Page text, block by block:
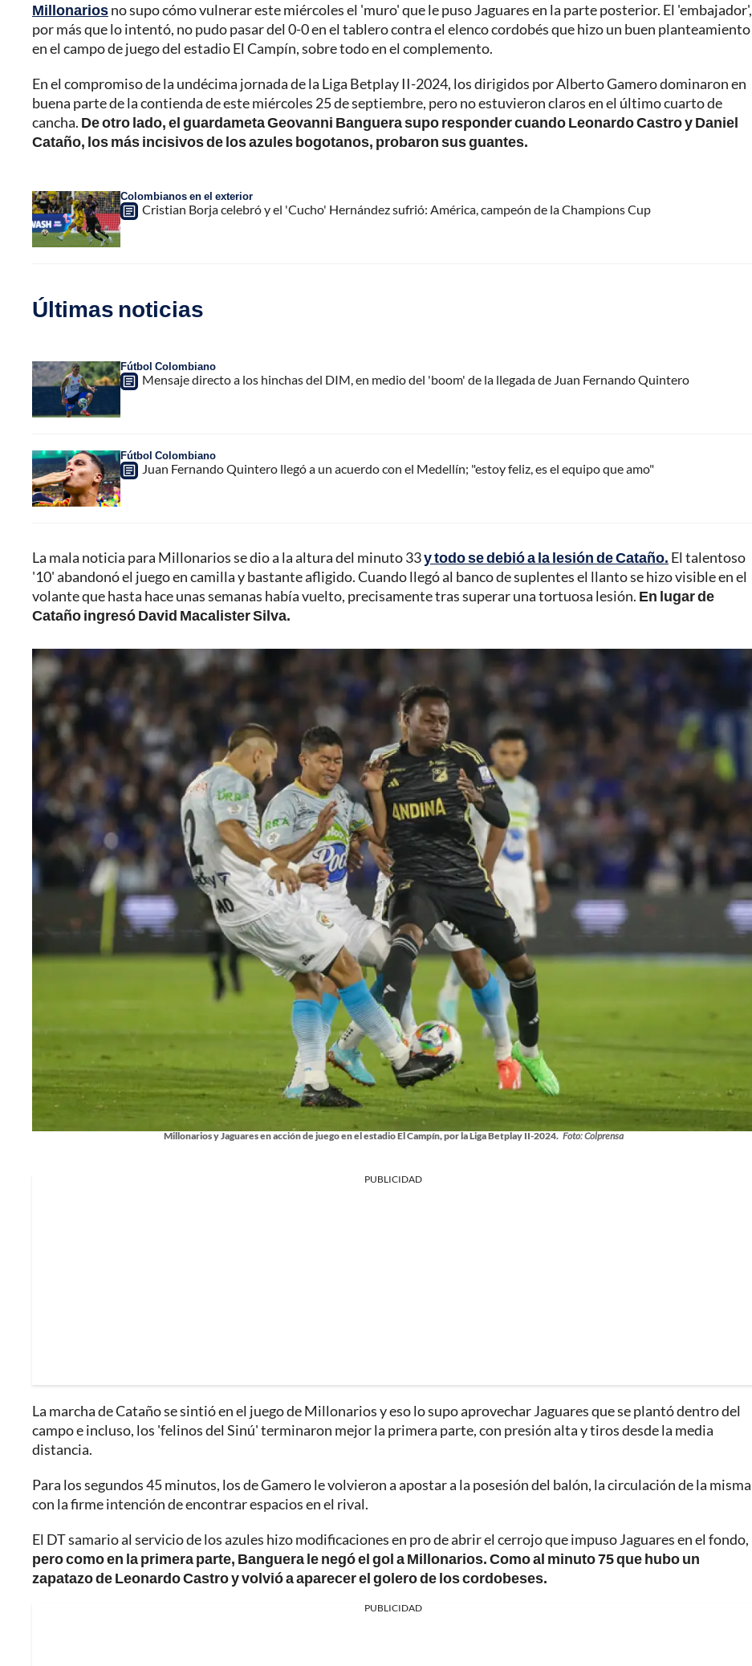
Millonariosno supo cómo vulnerar este miércoles el 'muro' que le puso Jaguares en la parte posterior. El 'embajador',
por más que lo intentó, no pudo pasar del 0-0 en el tablero contra el elenco cordobés que hizo un buen planteamiento
en el campo de juego del estadio El Campín, sobre todo en el complemento.
En el compromiso de la undécima jornada de la Liga Betplay II-2024, los dirigidos por Alberto Gamero dominaron en
buena parte de la contienda de este miércoles 25 de septiembre, pero no estuvieron claros en el último cuarto de
cancha. De otro lado, el guardameta Geovanni Banguera supo responder cuando Leonardo Castro y Daniel
Cataño, los más incisivos de los azules bogotanos, probaron sus guantes.
Colombianos en el exterior
Cristian Borja celebró y el 'Cucho' Hernández sufrió: América, campeón de la Champions Cup
Últimas noticias
Fútbol Colombiano
Mensaje directo a los hinchas del DIM, en medio del 'boom' de la llegada de Juan Fernando Quintero
Fútbol Colombiano
Juan Fernando Quintero llegó a un acuerdo con el Medellín; "estoy feliz, es el equipo que amo"
La mala noticia para Millonarios se dio a la altura del minuto 33y todo se debió a la lesión de Cataño. El talentoso
'10' abandonó el juego en camilla y bastante afligido. Cuando llegó al banco de suplentes el llanto se hizo visible en el
volante que hasta hace unas semanas había vuelto, precisamente tras superar una tortuosa lesión. En lugar de
Cataño ingresó David Macalister Silva.
Millonarios y Jaguares en acción de juego en el estadio El Campín, por la Liga Betplay II-2024. Foto: Colprensa
PUBLICIDAD
La marcha de Cataño se sintió en el juego de Millonarios y eso lo supo aprovechar Jaguares que se plantó dentro del
campo e incluso, los 'felinos del Sinú' terminaron mejor la primera parte, con presión alta y tiros desde la media
distancia.
Para los segundos 45 minutos, los de Gamero le volvieron a apostar a la posesión del balón, la circulación de la misma
con la firme intención de encontrar espacios en el rival.
El DT samario al servicio de los azules hizo modificaciones en pro de abrir el cerrojo que impuso Jaguares en el fondo,
pero como en la primera parte, Banguera le negó el gol a Millonarios. Como al minuto 75 que hubo un
zapatazo de Leonardo Castro y volvió a aparecer el golero de los cordobeses.
PUBLICIDAD